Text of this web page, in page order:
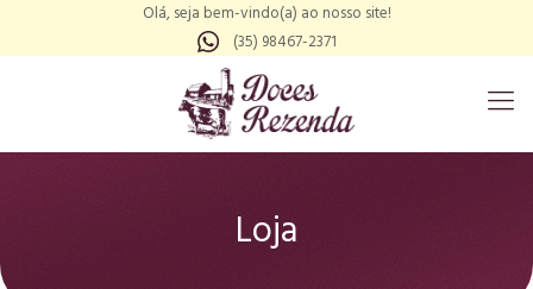
Olá, seja bem-vindo(a) ao nosso site!
(35) 98467-2371
Loja